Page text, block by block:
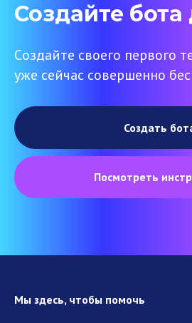
Создайте бота
Cоздайте своего первого
уже сейчас совершенно
Создать
Посмотреть
Мы здесь, чтобы помочь